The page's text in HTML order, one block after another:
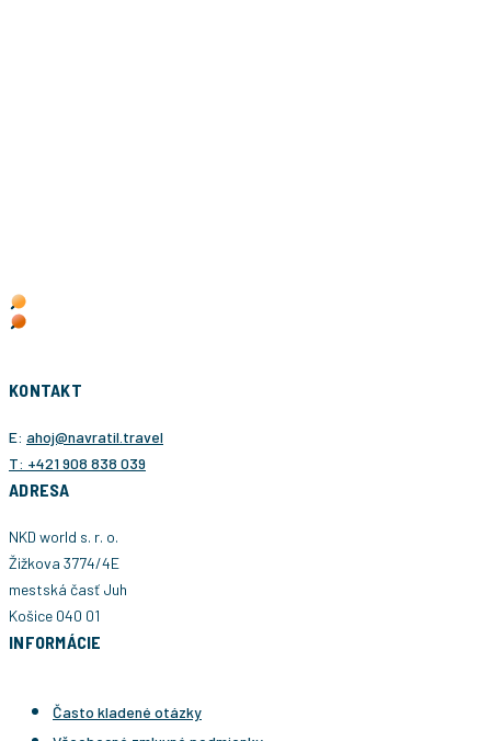
KONTAKT
E: ahoj@navratil.travel
T: +421 908 838 039
ADRESA
NKD world s. r. o.
Žižkova 3774/4E
mestská časť Juh
Košice 040 01
INFORMÁCIE
Často kladené otázky